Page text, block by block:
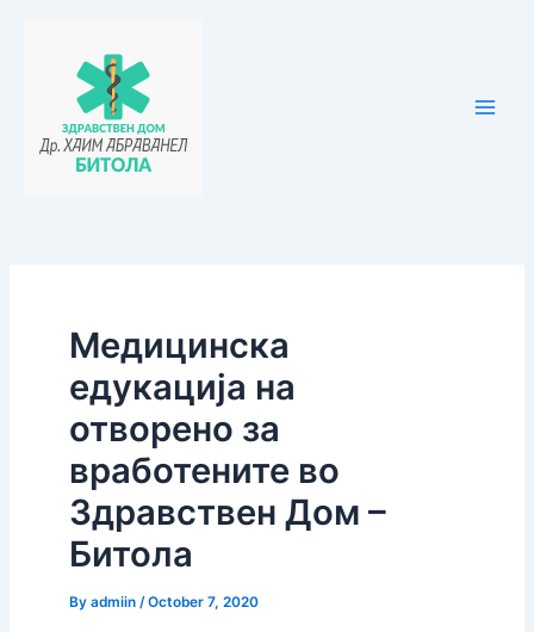
Медицинска
едукација на
отворено за
вработените во
Здравствен Дом –
Битола
By admiin /October 7, 2020